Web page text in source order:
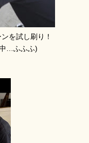
を試し刷り！
…ふふふ)